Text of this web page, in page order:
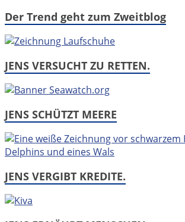
Der Trend geht zum Zweitblog
JENS VERSUCHT ZU RETTEN.
JENS SCHÜTZT MEERE
JENS VERGIBT KREDITE.